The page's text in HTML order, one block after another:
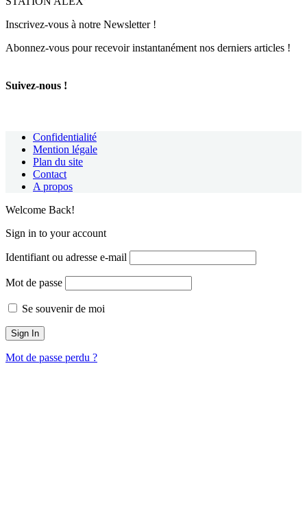
Inscrivez-vous à notre Newsletter !
Abonnez-vous pour recevoir instantanément nos derniers articles !
Suivez-nous !
Confidentialité
Mention légale
Plan du site
Contact
A propos
Welcome Back!
Sign in to your account
Identifiant ou adresse e-mail
Mot de passe
Se souvenir de moi
Mot de passe perdu ?